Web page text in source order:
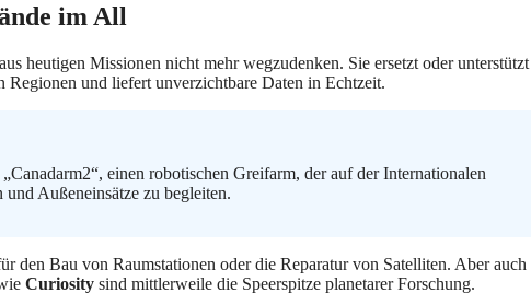
im All
heutigen Missionen nicht mehr wegzudenken. Sie ersetzt oder unterstützt
und liefert unverzichtbare Daten in Echtzeit.
einen robotischen Greifarm, der auf der Internationalen
Außeneinsätze zu begleiten.
den Bau von Raumstationen oder die Reparatur von Satelliten. Aber auch
Curiosity sind mittlerweile die Speerspitze planetarer Forschung.